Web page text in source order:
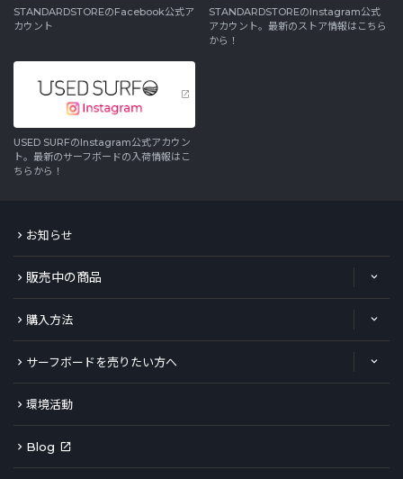
STANDARDSTOREのFacebook公式ア
カウント
STANDARDSTOREのInstagram公式
アカウント。最新のストア情報はこちら
から！
USED SURFのInstagram公式アカウン
ト。最新のサーフボードの入荷情報はこ
ちらから！
お知らせ
販売中の商品
購入方法
サーフボードを売りたい方へ
環境活動
Blog